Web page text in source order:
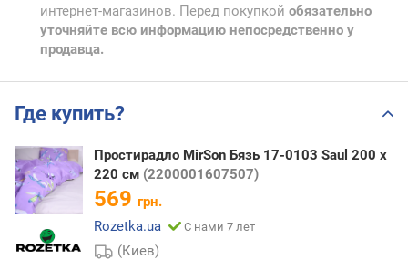
интернет-магазинов. Перед покупкой обязательно
уточняйте всю информацию непосредственно у
продавца.
Где купить?
Простирадло MirSon Бязь 17-0103 Saul 200 х
220 см (2200001607507)
569 грн.
Rozetka.ua
С нами 7 лет
(Киев)